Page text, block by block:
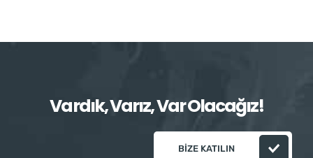
Vardık, Varız, Var Olacağız!
BIZE KATILIN